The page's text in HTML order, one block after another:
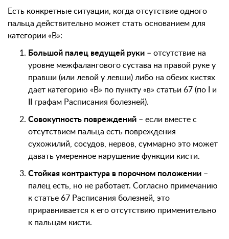
Есть конкретные ситуации, когда отсутствие одного
пальца действительно может стать основанием для
категории «В»:
Большой палец ведущей руки – отсутствие на
уровне межфалангового сустава на правой руке у
правши (или левой у левши) либо на обеих кистях
дает категорию «В» по пункту «в» статьи 67 (по I и
II графам Расписания болезней).
Совокупность повреждений – если вместе с
отсутствием пальца есть повреждения
сухожилий, сосудов, нервов, суммарно это может
давать умеренное нарушение функции кисти.
Стойкая контрактура в порочном положении –
палец есть, но не работает. Согласно примечанию
к статье 67 Расписания болезней, это
приравнивается к его отсутствию применительно
к пальцам кисти.